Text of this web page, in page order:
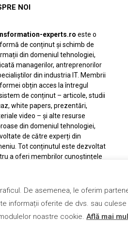
NOI
experts.ro este o
de conținut și schimb de
din domeniul tehnologiei,
managerilor, antreprenorilor
din industria IT. Membrii
obțin acces la întregul
de conținut – articole, studii
white papers, prezentări,
video – și alte resurse
din domeniul tehnologiei,
de către experți din
Tot conținutul este dezvoltat
a oferi membrilor cunoștințele
digitale.
De asemenea, le oferim
informații oferite de dvs. sau culese
noastre cookie. Află mai